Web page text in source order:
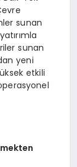
sunan
sunan
yeni
etkili